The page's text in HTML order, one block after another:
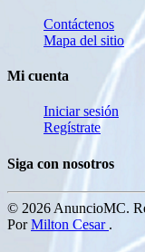
Contáctenos
Mapa del sitio
Mi cuenta
Iniciar sesión
Regístrate
Siga con nosotros
© 2026 AnuncioMC.
PorMilton Cesar .